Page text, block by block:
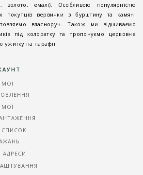
золото, емалі). Особливою популярністю
покупців вервички з бурштину та камяні
власноруч. Також ми відшиваємо
під колоратку та пропонуємо церковне
ужитку на парафії.
МОЇ
МОЇ
СПИСОК
АДРЕСИ